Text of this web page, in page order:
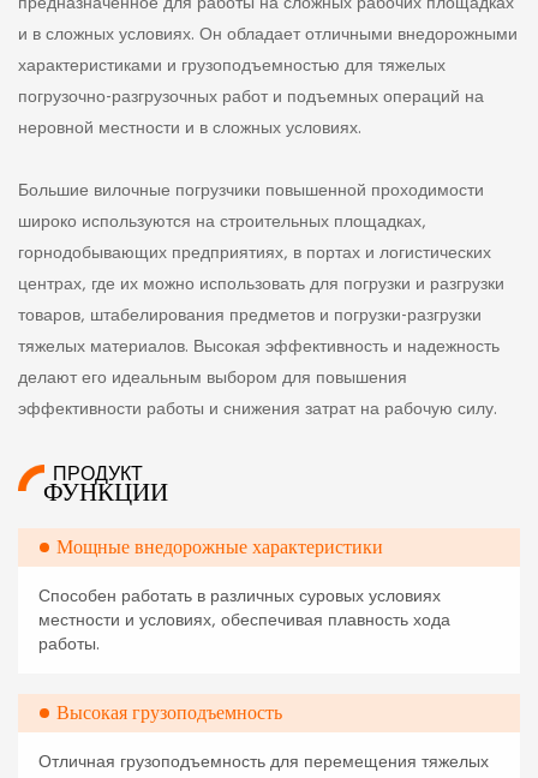
предназначенное для работы на сложных рабочих площадках
и в сложных условиях. Он обладает отличными внедорожными
характеристиками и грузоподъемностью для тяжелых
погрузочно-разгрузочных работ и подъемных операций на
неровной местности и в сложных условиях.
Большие вилочные погрузчики повышенной проходимости
широко используются на строительных площадках,
горнодобывающих предприятиях, в портах и логистических
центрах, где их можно использовать для погрузки и разгрузки
товаров, штабелирования предметов и погрузки-разгрузки
тяжелых материалов. Высокая эффективность и надежность
делают его идеальным выбором для повышения
эффективности работы и снижения затрат на рабочую силу.
ПРОДУКТ
ФУНКЦИИ
Мощные внедорожные характеристики
Способен работать в различных суровых условиях
местности и условиях, обеспечивая плавность хода
работы.
Высокая грузоподъемность
Отличная грузоподъемность для перемещения тяжелых